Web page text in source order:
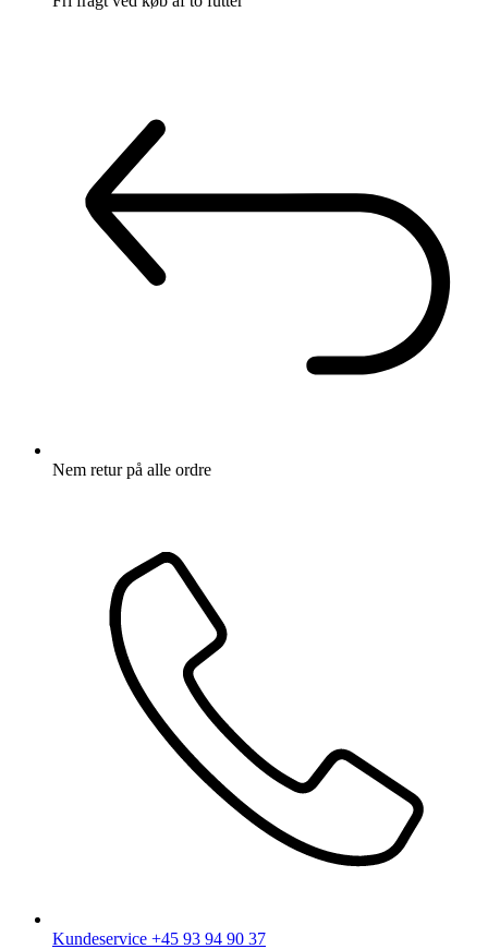
Nem returpå alle ordre
Kundeservice +45 93 94 90 37